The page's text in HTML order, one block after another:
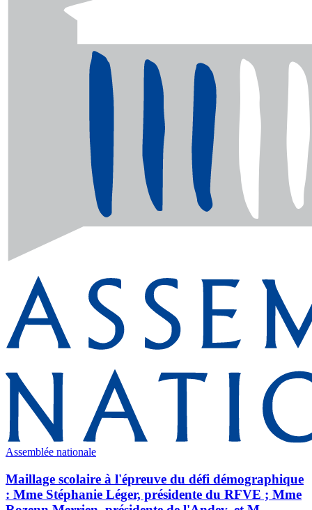
Assemblée nationale
Maillage scolaire à l'épreuve du défi démographique
: Mme Stéphanie Léger, présidente du RFVE ; Mme